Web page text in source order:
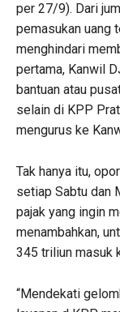
per 27/9). Dari
pemasukan uang
menghindari
pertama, Kanwil
bantuan atau
selain di KPP
mengurus ke
Tak hanya itu,
setiap Sabtu dan
pajak yang ingin
menambahkan,
345 triliun masuk
“Mendekati